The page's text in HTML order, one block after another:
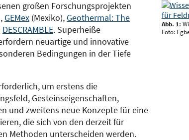
großen Forschungsprojekten
GEMex (Mexiko), Geothermal: The
DESCRAMBLE. Superheiße
neuartige und innovative
Bedingungen in der Tiefe
um erstens die
Gesteinseigenschaften,
und zweitens neue Konzepte für eine
die sich von den derzeit für
Methoden unterscheiden werden.
Abb. 1:
Foto: